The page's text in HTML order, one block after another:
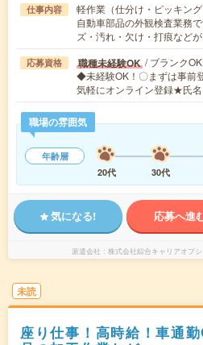
仕事内容
軽作業（仕分け・ピッキング
自動車部品の外観検査業務
ズ・汚れ・欠け・打痕など
応募資格 職種未経験OK / ブランク
◆未経験OK！〇まずは事前
気軽にオンライン登録★氏
職場の雰囲気
年齢層
20代
30代
気になる! 応募へ進
派遣会社 株式会社綜合キャリアオプ
未読
座り仕事！高時給！車通